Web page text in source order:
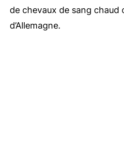
de chevaux de sang chaud
d’Allemagne.